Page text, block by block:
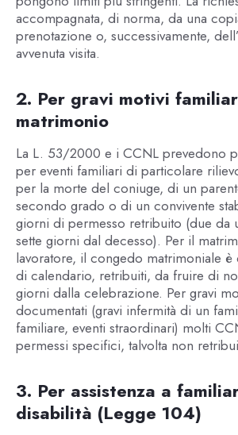
accompagnata, di norma, da una
prenotazione o, successivamente,
avvenuta visita.
2. Per gravi motivi
matrimonio
La L. 53/2000 e i CCNL prevedono
per eventi familiari di particolare
per la morte del coniuge, di un
secondo grado o di un convivente
giorni di permesso retribuito (due da
sette giorni dal decesso). Per il
lavoratore, il congedo matrimoniale
di calendario, retribuiti, da fruire di
giorni dalla celebrazione. Per gravi
documentati (gravi infermità di un
familiare, eventi straordinari) molti
permessi specifici, talvolta non
3. Per assistenza a
disabilità (Legge 104)